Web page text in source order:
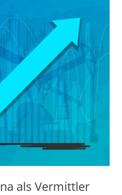
als Vermittler